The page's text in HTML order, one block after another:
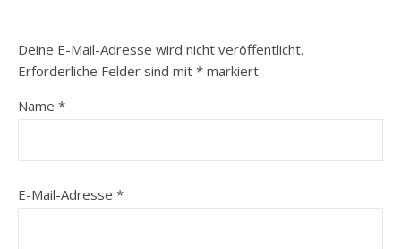
Deine E-Mail-Adresse wird nicht veröffentlicht.
Erforderliche Felder sind mit * markiert
Name *
E-Mail-Adresse *